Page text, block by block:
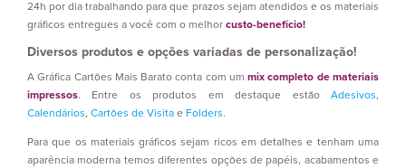
24h por dia trabalhando para que prazos sejam atendidos e os materiais
gráficos entregues a você com o melhor custo-benefício!
Diversos produtos e opções variadas de personalização!
A Gráfica Cartões Mais Barato conta com ummix completo de materiais
impressos. Entre os produtos em destaque estão Adesivos,
Calendários, Cartões de Visita e Folders.
Para que os materiais gráficos sejam ricos em detalhes e tenham uma
aparência moderna temos diferentes opções de papéis, acabamentos e